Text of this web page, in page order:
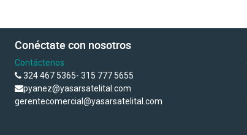
Conéctate con nosotros
Contáctenos
324 467 5365- 315 777 5655
pyanez@yasarsatelital.com
gerentecomercial@yasarsatelital.com